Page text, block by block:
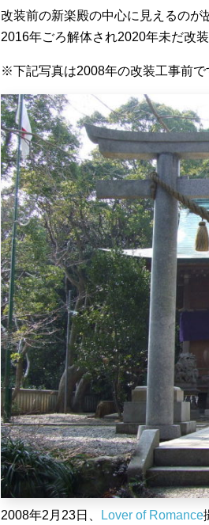
改装前の新楽殿の中心に見えるの
2016年ごろ解体され2020年未だ改
※下記写真は2008年の改装工事前で
2008年2月23日、 Lover of Romance